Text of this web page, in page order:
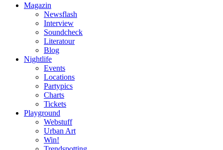
Magazin
Newsflash
Interview
Soundcheck
Literatour
Blog
Nightlife
Events
Locations
Partypics
Charts
Tickets
Playground
Webstuff
Urban Art
Win!